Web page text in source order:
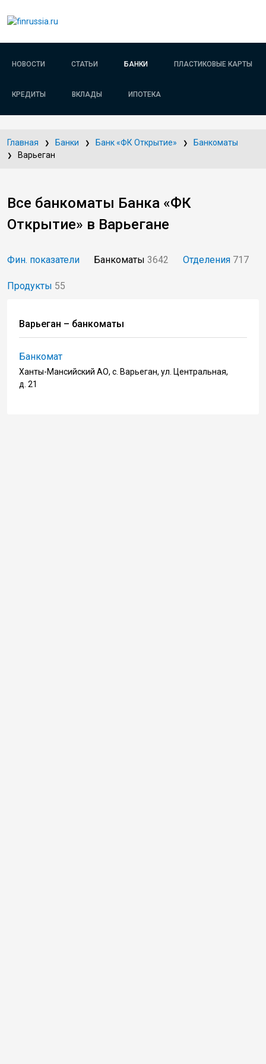
НОВОСТИ СТАТЬИ БАНКИ ПЛАСТИКОВЫЕ КАРТЫ
КРЕДИТЫ ВКЛАДЫ ИПОТЕКА
Главная Банки Банк «ФК Открытие»
Банкоматы
Варьеган
Все банкоматы Банка «ФК
Открытие» в Варьегане
Фин. показатели Банкоматы 3642 Отделения 717
Продукты 55
Варьеган – банкоматы
Банкомат
Ханты-Мансийский АО, с. Варьеган, ул. Центральная,
д. 21